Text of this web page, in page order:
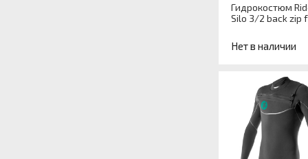
Гидрокостюм
Silo 3/2 back zip
Нет в наличии
Артикул
Назначение
гидрокостюма